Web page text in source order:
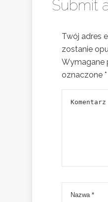
Submit
Twój adres
zostanie
Wymagane
oznaczone *